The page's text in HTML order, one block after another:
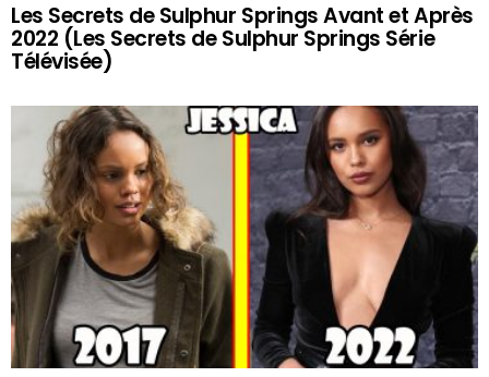
Les Secrets de Sulphur Springs Avant et Après
2022 (Les Secrets de Sulphur Springs Série
Télévisée)